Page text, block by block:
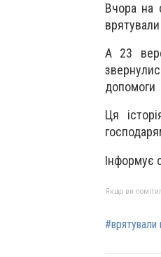
Вчора на
А 23
допомоги
Ця
Інформує
Якщо ви